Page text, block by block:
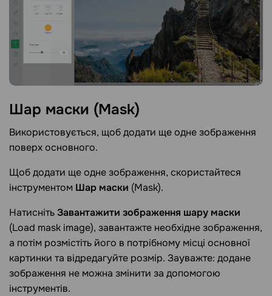
Шар маски (Mask)
Використовується, щоб додати ще одне зображення
поверх основного.
Щоб додати ще одне зображення, скористайтеся
інструментом Шар маски (Mask).
НатиснітьЗавантажити зображення шару маски
(Load mask image), завантажте необхідне зображення,
а потім розмістіть його в потрібному місці основної
картинки та відредагуйте розмір. Зауважте: додане
зображення не можна змінити за допомогою
інструментів.